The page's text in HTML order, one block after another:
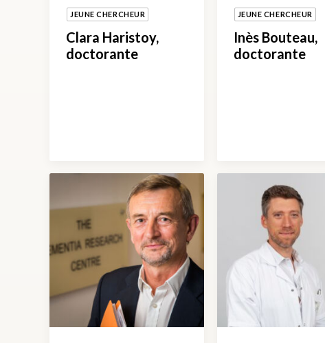
JEUNE CHERCHEUR
Clara Haristoy,
doctorante
JEUNE CHERCHEUR
Inès Bouteau,
doctorante